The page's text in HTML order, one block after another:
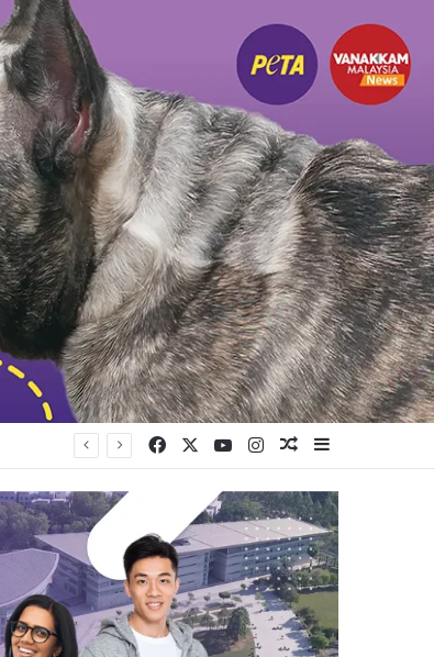
Facebook YouTubeInstagramRandom Article